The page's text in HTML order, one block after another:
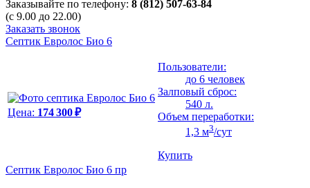
Заказывайте по телефону: 8 (812) 507-63-84
(с 9.00 до 22.00)
Заказать звонок
Септик Евролос Био 6
Цена: 174 300 ₽
Пользователи:
до 6 человек
Залповый сброс:
540 л.
Объем переработки:
1,3 м3/сут
Купить
Септик Евролос Био 6 пр